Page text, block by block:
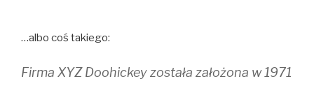
…albo coś takiego:
Firma XYZ Doohickey została założona w 1971